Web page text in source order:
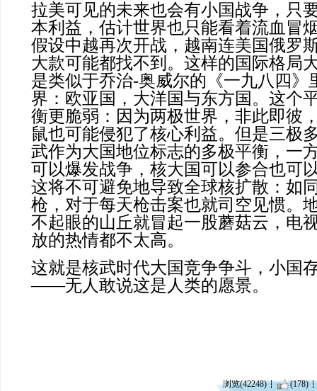
拉美可见的未来也会有小国战争，只
本利益，估计世界也只能看着流血冒
假设中越再次开战，越南连美国俄罗
大款可能都找不到。这样的国际格局
是类似于乔治-奥威尔的《一九八四》
界：欧亚国，大洋国与东方国。这个
衡更脆弱：因为两极世界，非此即彼
鼠也可能侵犯了核心利益。但是三极
武作为大国地位标志的多极平衡，一
可以爆发战争，核大国可以参合也可
这将不可避免地导致全球核扩散：如
枪，对于每天枪击案也就司空见惯。
不起眼的山丘就冒起一股蘑菇云，电
放的热情都不太高。
这就是核武时代大国竞争争斗，小国
——无人敢说这是人类的愿景。
浏览(42248) (178)